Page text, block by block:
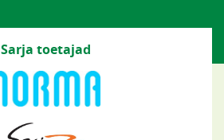
Sarja toetajad